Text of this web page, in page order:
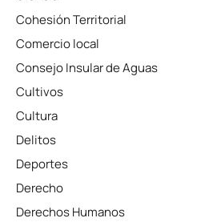
Cohesión Territorial
Comercio local
Consejo Insular de Aguas
Cultivos
Cultura
Delitos
Deportes
Derecho
Derechos Humanos